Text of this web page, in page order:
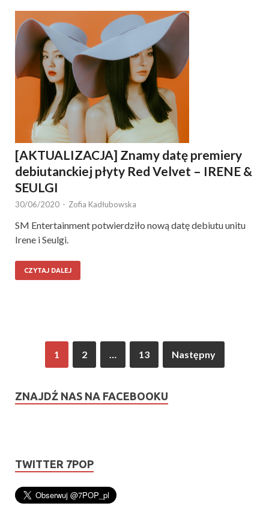
[AKTUALIZACJA] Znamy datę premiery
debiutanckiej płyty Red Velvet – IRENE &
SEULGI
30/06/2020 - Zofia Kadłubowska
SM Entertainment potwierdziło nową datę debiutu unitu
Irene i Seulgi.
CZYTAJ DALEJ
1 2 … 13 Następny
ZNAJDŹ NAS NA FACEBOOKU
TWITTER 7POP